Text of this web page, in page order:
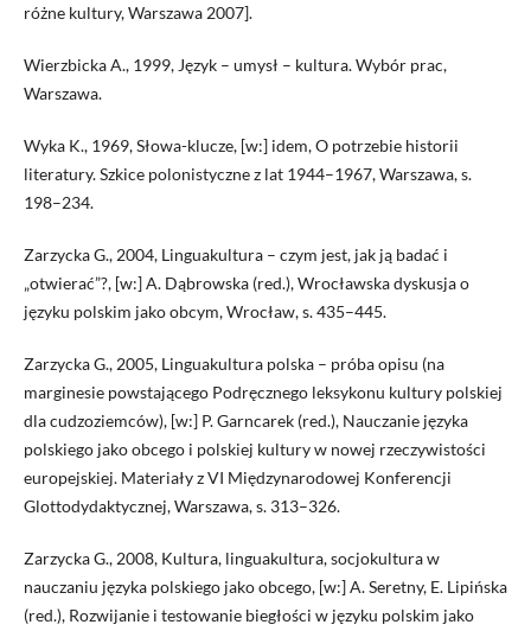
różne kultury, Warszawa 2007].
Wierzbicka A., 1999, Język – umysł – kultura. Wybór prac,
Warszawa.
Wyka K., 1969, Słowa-klucze, [w:] idem, O potrzebie historii
literatury. Szkice polonistyczne z lat 1944–1967, Warszawa, s.
198–234.
Zarzycka G., 2004, Linguakultura – czym jest, jak ją badać i
„otwierać”?, [w:] A. Dąbrowska (red.), Wrocławska dyskusja o
języku polskim jako obcym, Wrocław, s. 435–445.
Zarzycka G., 2005, Linguakultura polska – próba opisu (na
marginesie powstającego Podręcznego leksykonu kultury polskiej
dla cudzoziemców), [w:] P. Garncarek (red.), Nauczanie języka
polskiego jako obcego i polskiej kultury w nowej rzeczywistości
europejskiej. Materiały z VI Międzynarodowej Konferencji
Glottodydaktycznej, Warszawa, s. 313–326.
Zarzycka G., 2008, Kultura, linguakultura, socjokultura w
nauczaniu języka polskiego jako obcego, [w:] A. Seretny, E. Lipińska
(red.), Rozwijanie i testowanie biegłości w języku polskim jako